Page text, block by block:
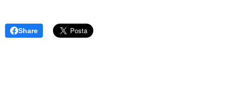
Share